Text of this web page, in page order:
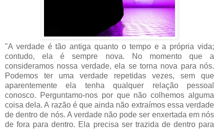
"A verdade é tão antiga quanto o tempo e a própria vida;
contudo, ela é sempre nova. No momento que a
consideramos nossa verdade, ela se torna nova para nós.
Podemos ter uma verdade repetidas vezes, sem que
aparentemente ela tenha qualquer relação pessoal
conosco. Perguntamo-nos por que não colhemos alguma
coisa dela. A razão é que ainda não extraímos essa verdade
de dentro de nós. A verdade não pode ser enxertada em nós
de fora para dentro. Ela precisa ser trazida de dentro para